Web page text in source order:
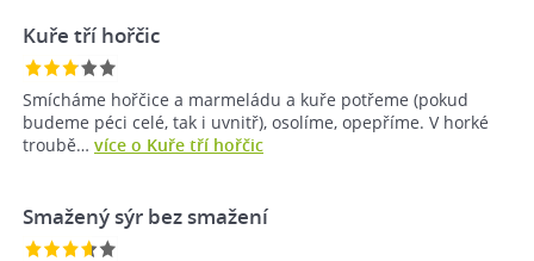
Kuře tří hořčic
Smícháme hořčice a marmeládu a kuře potřeme (pokud
budeme péci celé, tak i uvnitř), osolíme, opepříme. V horké
troubě… více o Kuře tří hořčic
Smažený sýr bez smažení